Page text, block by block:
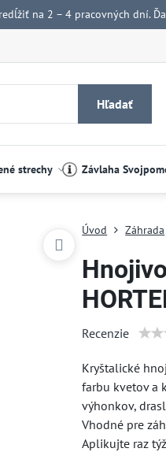
na 2 – 4 pracovných dní.
Hľadať
strechy Závlaha
Úvod Záhrada
Recenzie
Kryštalické
farbu kvetov a
výhonkov,
Vhodné pre
Aplikujte raz